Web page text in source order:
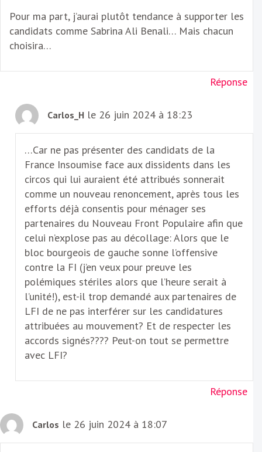
Pour ma part, j’aurai plutôt tendance à supporter les
candidats comme Sabrina Ali Benali… Mais chacun
choisira…
Réponse
Carlos_H le 26 juin 2024 à 18:23
…Car ne pas présenter des candidats de la
France Insoumise face aux dissidents dans les
circos qui lui auraient été attribués sonnerait
comme un nouveau renoncement, après tous les
efforts déjà consentis pour ménager ses
partenaires du Nouveau Front Populaire afin que
celui n’explose pas au décollage: Alors que le
bloc bourgeois de gauche sonne l’offensive
contre la FI (j’en veux pour preuve les
polémiques stériles alors que l’heure serait à
l’unité!), est-il trop demandé aux partenaires de
LFI de ne pas interférer sur les candidatures
attribuées au mouvement? Et de respecter les
accords signés???? Peut-on tout se permettre
avec LFI?
Réponse
Carlos le 26 juin 2024 à 18:07